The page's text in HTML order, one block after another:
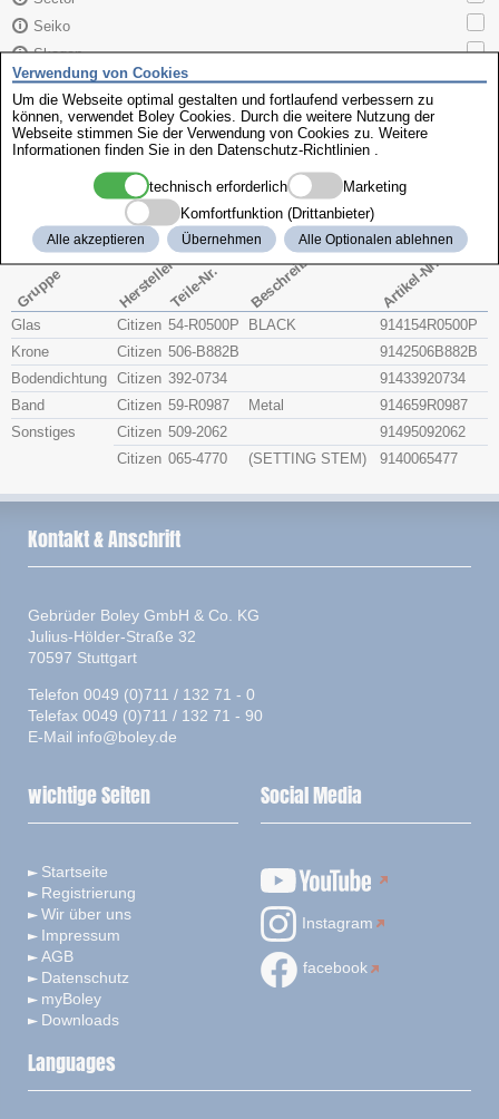
Seiko
Skagen
TAG Heuer
Tissot
Zenith
Citizen 4-R17499
Gruppe HerstellerTeile-Nr. Beschreibung Artikel-Nr.
Glas Citizen 54-R0500P BLACK
914154R0500P
Krone
Citizen 506-B882B
9142506B882B
Bodendichtung Citizen 392-0734
91433920734
Band
Citizen 59-R0987 Metal
914659R0987
Sonstiges
Citizen 509-2062
91495092062
Citizen 065-4770 (SETTING STEM) 9140065477
Verwendung von Cookies
Um die Webseite optimal gestalten und fortlaufend verbessern zu
können, verwendet Boley Cookies. Durch die weitere Nutzung der
Webseite stimmen Sie der Verwendung von Cookies zu. Weitere
Informationen finden Sie in den Datenschutz-Richtlinien
technisch erforderlich
Marketing
Komfortfunktion (Drittanbieter)
Alle akzeptieren Übernehmen Alle Optionalen ablehnen
Kontakt & Anschrift
Gebrüder Boley GmbH & Co. KG
Julius-Hölder-Straße 32
70597 Stuttgart
Telefon 0049 (0)711 / 132 71 - 0
Telefax 0049 (0)711 / 132 71 - 90
E-Mail info@boley.de
wichtige Seiten
Startseite
Registrierung
Wir über uns
Impressum
AGB
Datenschutz
myBoley
Downloads
Social Media
Instagram
facebook
Languages